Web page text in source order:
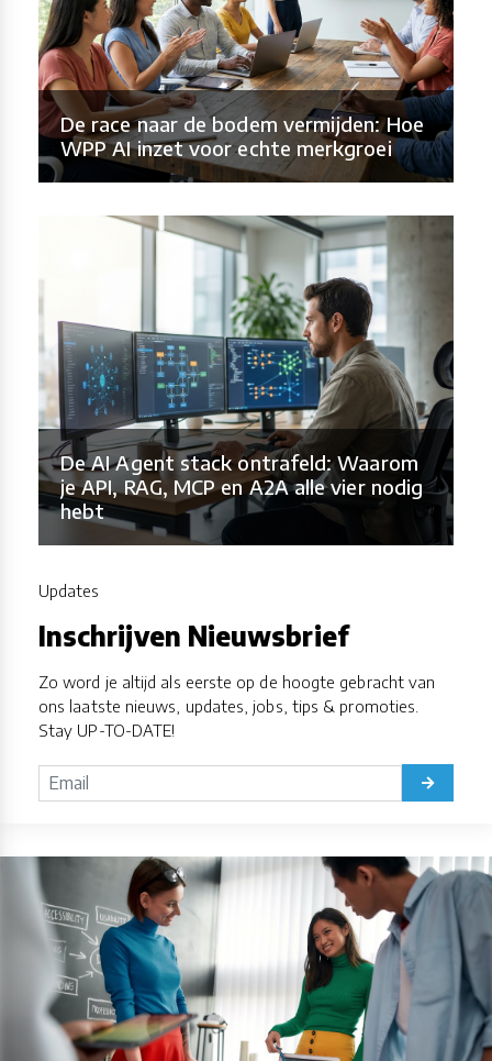
De race naar de bodem vermijden: Hoe
WPP AI inzet voor echte merkgroei
De AI Agent stack ontrafeld: Waarom
je API, RAG, MCP en A2A alle vier nodig
hebt
Updates
Inschrijven Nieuwsbrief
Zo word je altijd als eerste op de hoogte gebracht van
ons laatste nieuws, updates, jobs, tips & promoties.
Stay UP-TO-DATE!